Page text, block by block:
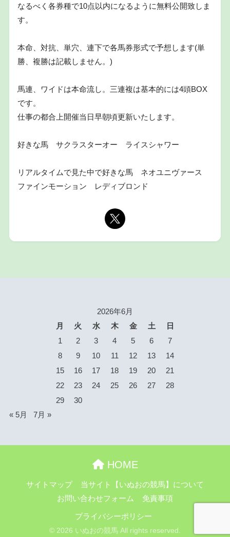
なるべく各券種で10点以内になるように無料公開致しま
す。
本命、対抗、単穴、連下で各馬券形式で予想します(単
勝、複勝は記載しません。)
馬連、ワイドは本命流し。三連複は基本的には4頭BOX
です。
仕事の都合上開催当日早朝頃更新いたします。
好きな馬 サクラスターオー ライスシャワー
リアルタイムで見た中で好きな馬 ネオユニヴァース
ファインモーション レディブロンド
2026年6月
月
火 水 木 金 土
日
1
2 3 4 5 6
7
8
9 10 11 12 13
14
15
16 17 18 19 20
21
22
23 24 25 26 27
28
29
30
« 5月
7月 »
HOME
サイトマップ
当サイト【いぬおの競馬】について
お問い合わせフォーム
免責事項
プライバシーポリシー
© 2026 いぬおの競馬 All rights reserved.